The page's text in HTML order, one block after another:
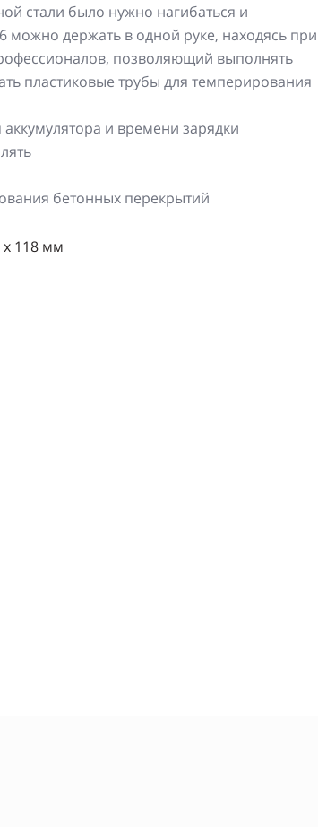
стали было нужно нагибаться и
можно держать в одной руке, находясь при
позволяющий выполнять
пластиковые трубы для темперирования
и времени зарядки
бетонных перекрытий
x 118 мм